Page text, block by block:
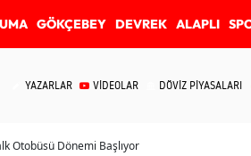
GÖKÇEBEY DEVREK ALAPLI
YAZARLAR VİDEOLAR DÖVİZ PİYASALARI
Otobüsü Dönemi Başlıyor